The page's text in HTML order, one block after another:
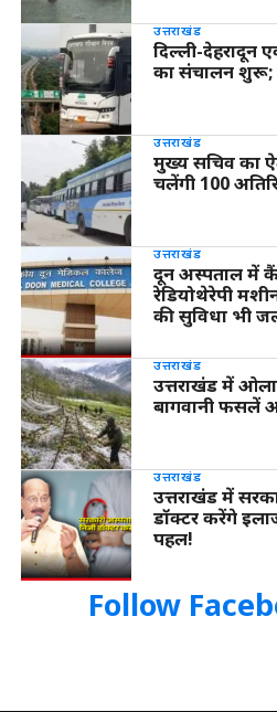
उत्तराखंड
दिल्ली-देहरादून
का संचालन शुरू;
उत्तराखंड
मुख्य सचिव का
चलेंगी 100
उत्तराखंड
दून अस्पताल में
रेडियोथेरेपी
की सुविधा भी
उत्तराखंड
उत्तराखंड में
बागवानी फसलें
उत्तराखंड
उत्तराखंड में
डॉक्टर करेंगे
पहल!
Follow